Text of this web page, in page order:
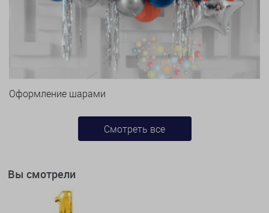
Оформление шарами
Смотреть все
Вы смотрели